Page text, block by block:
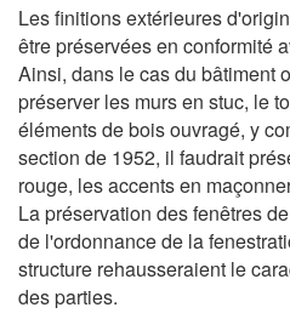
Les finitions extérieures
être préservées en conformité
Ainsi, dans le cas du bâtiment
préserver les murs en stuc, le
éléments de bois ouvragé, y
section de 1952, il faudrait
rouge, les accents en
La préservation des fenêtres
de l'ordonnance de la
structure rehausseraient le
des parties.